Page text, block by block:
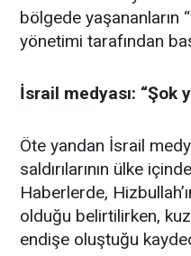
bölgede yaşananların
yönetimi tarafından
İsrail medyası: “Şok
Öte yandan İsrail
saldırılarının ülke
Haberlerde,
olduğu belirtilirken,
endişe oluştuğu